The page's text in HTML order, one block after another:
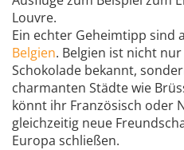
Louvre.
Ein echter Geheimtipp sind
Belgien. Belgien ist nicht
Schokolade bekannt,
charmanten Städte wie
könnt ihr Französisch oder
gleichzeitig neue
Europa schließen.